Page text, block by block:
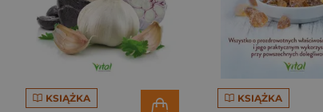
KSIĄŻKA KSIĄŻKA